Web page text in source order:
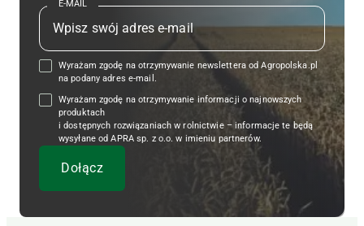
E-MAIL
Wyrażam zgodę na otrzymywanie newslettera od Agropolska.pl
na podany adres e-mail.
Wyrażam zgodę na otrzymywanie informacji o najnowszych
produktach
i dostępnych rozwiązaniach w rolnictwie – informacje te będą
wysyłane od APRA sp. z o.o. w imieniu partnerów.